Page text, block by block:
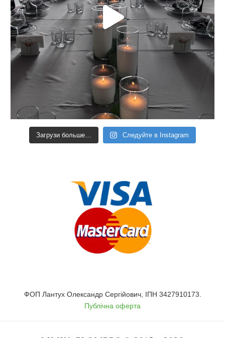
Загрузи больше… Следуйте в Instagram
ФОП Лантух Олександр Сергійович, ІПН 3427910173.
Публічна оферта